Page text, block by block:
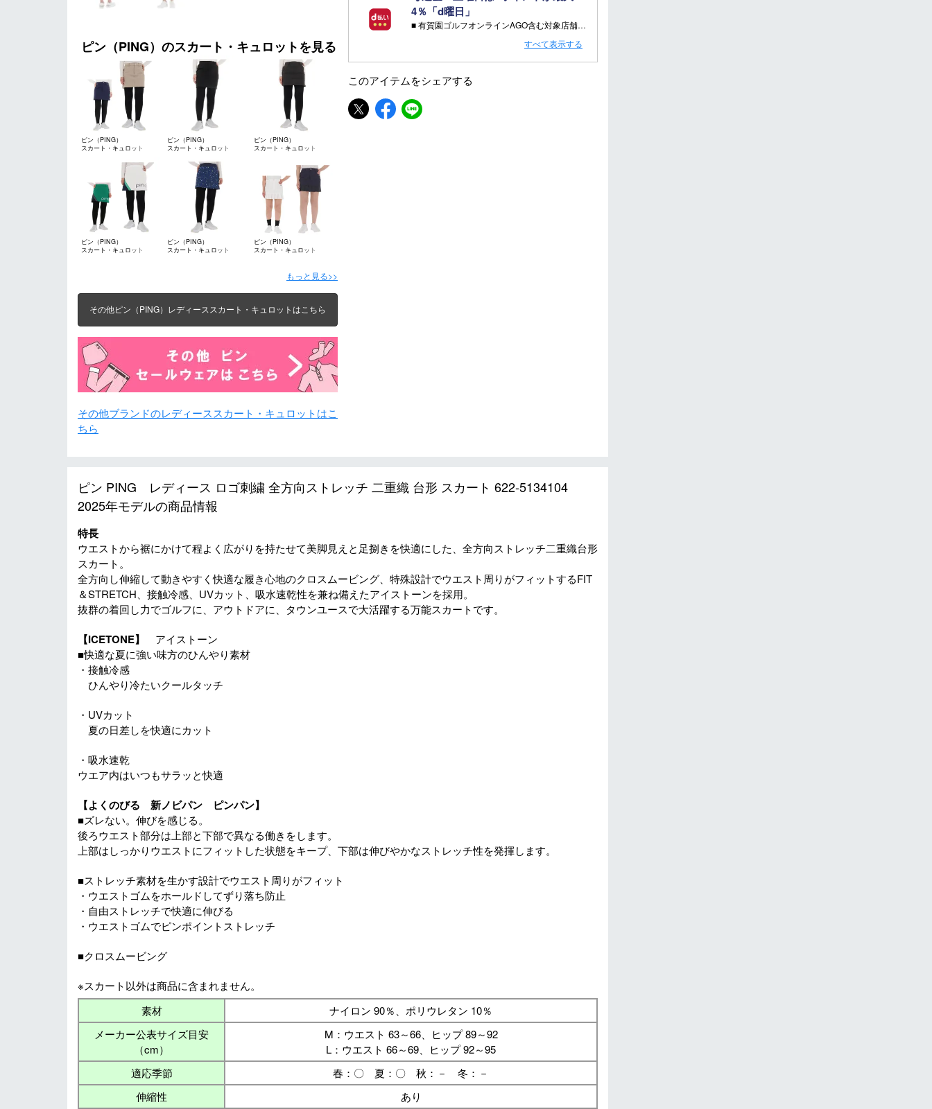
ピン（PING）のスカート・キュロットを見る
ピン（PING）
スカート・キュロット
ピン（PING）
スカート・キュロット
ピン（PING）
スカート・キュロット
ピン（PING）
スカート・キュロット
ピン（PING）
スカート・キュロット
ピン（PING）
スカート・キュロット
もっと見る>>
その他ピン（PING）レディーススカート・キュロットはこちら
その他ブランドのレディーススカート・キュロットはこ
ちら
4％「d曜日」
■ 有賀園ゴルフオンラインAGO含む対象店舗で金・土曜日にd支払いをすると
■ キャンペーン期間：毎週 金・土曜日 AM 0:00 - PM 23:59
注意事項：
・有賀園ゴルフ実店舗での開催はございません。
すべて表示する
このアイテムをシェアする
ピン PING レディース ロゴ刺繍 全方向ストレッチ 二重織 台形 スカート 622-5134104
2025年モデルの商品情報
特長
ウエストから裾にかけて程よく広がりを持たせて美脚見えと足捌きを快適にした、全方向ストレッチ二重織台形
スカート。
全方向し伸縮して動きやすく快適な履き心地のクロスムービング、特殊設計でウエスト周りがフィットするFIT
＆STRETCH、接触冷感、UVカット、吸水速乾性を兼ね備えたアイストーンを採用。
抜群の着回し力でゴルフに、アウトドアに、タウンユースで大活躍する万能スカートです。
【ICETONE】
アイストーン
■快適な夏に強い味方のひんやり素材
・接触冷感
ひんやり冷たいクールタッチ
・UVカット
夏の日差しを快適にカット
・吸水速乾
ウエア内はいつもサラッと快適
【よくのびる 新ノビパン ピンパン】
■ズレない。伸びを感じる。
後ろウエスト部分は上部と下部で異なる働きをします。
上部はしっかりウエストにフィットした状態をキープ、下部は伸びやかなストレッチ性を発揮します。
■ストレッチ素材を生かす設計でウエスト周りがフィット
・ウエストゴムをホールドしてずり落ち防止
・自由ストレッチで快適に伸びる
・ウエストゴムでピンポイントストレッチ
■クロスムービング
※スカート以外は商品に含まれません。
素材
ナイロン 90％、ポリウレタン 10％
メーカー公表サイズ目安
（cm）
M：ウエスト 63～66、ヒップ 89～92
L：ウエスト 66～69、ヒップ 92～95
適応季節
春：〇 夏：〇 秋：－ 冬：－
伸縮性
あり